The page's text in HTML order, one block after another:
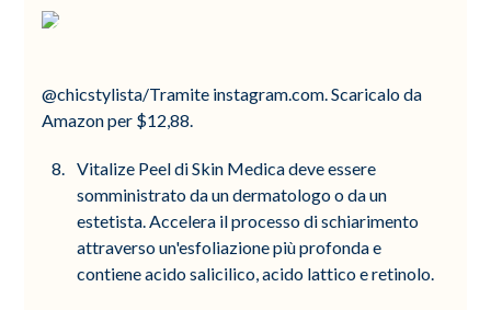
@chicstylista/Tramite instagram.com. Scaricalo da
Amazon per $12,88.
Vitalize Peel di Skin Medica deve essere
somministrato da un dermatologo o da un
estetista. Accelera il processo di schiarimento
attraverso un'esfoliazione più profonda e
contiene acido salicilico, acido lattico e retinolo.